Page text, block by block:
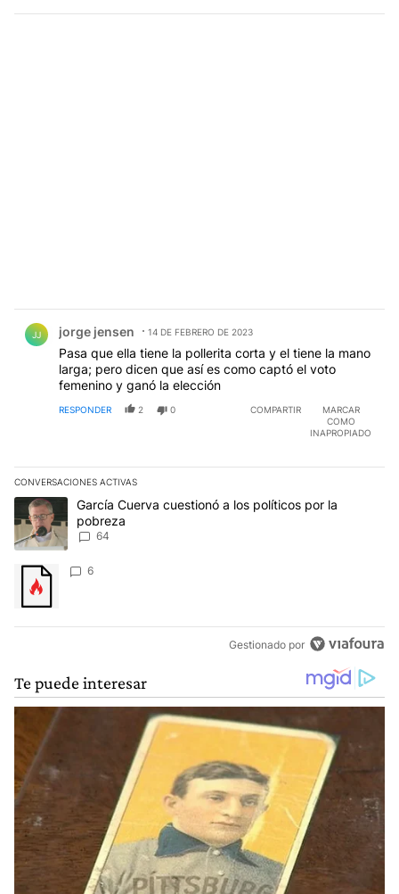
JJ jorge jensen 14 DE FEBRERO DE 2023
Pasa que ella tiene la pollerita corta y el tiene la mano
larga; pero dicen que así es como captó el voto
femenino y ganó la elección
RESPONDER 2 0 COMPARTIR
MARCAR
COMO
INAPROPIADO
CONVERSACIONES ACTIVAS
Este listado muestra los artículos con más comentarios en los
Un artículo de tendencia con el título "García Cuerva cuestionó
García Cuerva cuestionó a los políticos por la
pobreza
64
Un artículo de tendencia con el título "" con 6 comentarios.
6
Gestionado por